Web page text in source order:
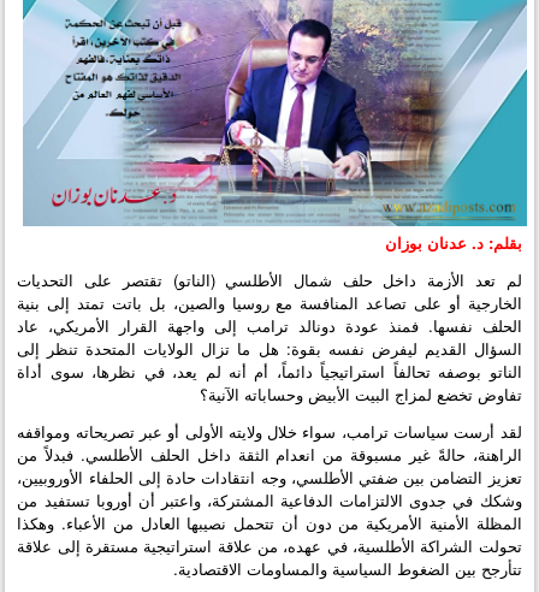
بقلم: د. عدنان بوزان
لم تعد الأزمة داخل حلف شمال الأطلسي (الناتو) تقتصر على التحديات
الخارجية أو على تصاعد المنافسة مع روسيا والصين، بل باتت تمتد إلى بنية
الحلف نفسها. فمنذ عودة دونالد ترامب إلى واجهة القرار الأمريكي، عاد
السؤال القديم ليفرض نفسه بقوة: هل ما تزال الولايات المتحدة تنظر إلى
الناتو بوصفه تحالفاً استراتيجياً دائماً، أم أنه لم يعد، في نظرها، سوى أداة
تفاوض تخضع لمزاج البيت الأبيض وحساباته الآنية؟
لقد أرست سياسات ترامب، سواء خلال ولايته الأولى أو عبر تصريحاته ومواقفه
الراهنة، حالةً غير مسبوقة من انعدام الثقة داخل الحلف الأطلسي. فبدلاً من
تعزيز التضامن بين ضفتي الأطلسي، وجه انتقادات حادة إلى الحلفاء الأوروبيين،
وشكك في جدوى الالتزامات الدفاعية المشتركة، واعتبر أن أوروبا تستفيد من
المظلة الأمنية الأمريكية من دون أن تتحمل نصيبها العادل من الأعباء. وهكذا
تحولت الشراكة الأطلسية، في عهده، من علاقة استراتيجية مستقرة إلى علاقة
تتأرجح بين الضغوط السياسية والمساومات الاقتصادية.